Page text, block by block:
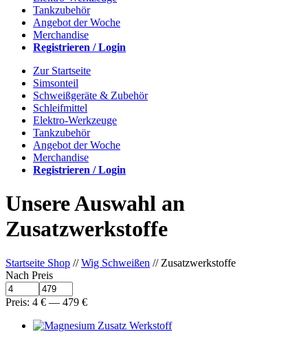
Tankzubehör
Angebot der Woche
Merchandise
Registrieren / Login
Zur Startseite
Simsonteil
Schweißgeräte & Zubehör
Schleifmittel
Elektro-Werkzeuge
Tankzubehör
Angebot der Woche
Merchandise
Registrieren / Login
Unsere Auswahl an
Zusatzwerkstoffe
Startseite Shop //Wig Schweißen // Zusatzwerkstoffe
Nach Preis
Preis: 4 € — 479 €